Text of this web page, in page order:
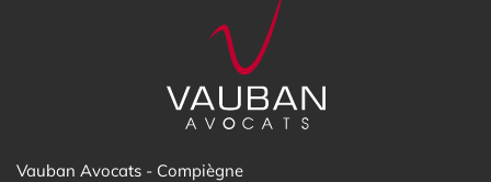
Vauban Avocats - Compiègne